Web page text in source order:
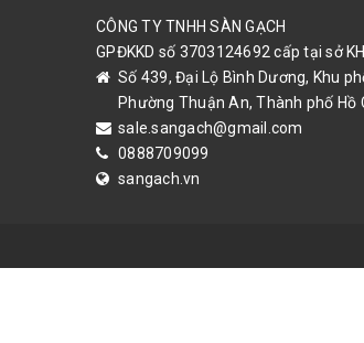
CÔNG TY TNHH SÀN GẠCH
GPĐKKD số 3703124692 cấp tại sở
Số 439, Đại Lộ Bình Dương, Khu
Phường Thuận An, Thành phố Hồ
sale.sangach@gmail.com
0888709099
sangach.vn